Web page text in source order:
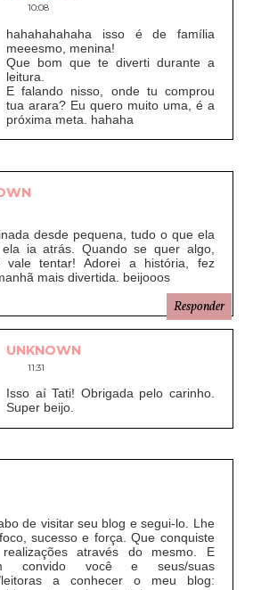
10:08
hahahahahaha isso é de família
meeesmo, menina!
Que bom que te diverti durante a
leitura.
E falando nisso, onde tu comprou
tua arara? Eu quero muito uma, é a
próxima meta. hahaha
desde pequena, tudo o que ela
ia atrás. Quando se quer algo,
vale tentar! Adorei a história, fez
mais divertida. beijooos
Responder
UNKNOWN
11:31
Isso aí Tati! Obrigada pelo carinho.
Super beijo.
de visitar seu blog e segui-lo. Lhe
sucesso e força. Que conquiste
realizações através do mesmo. E
convido você e seus/suas
leitoras a conhecer o meu blog: